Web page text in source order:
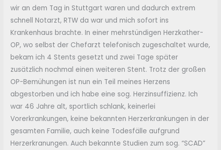
wir an dem Tag in Stuttgart waren und dadurch extrem
schnell Notarzt, RTW da war und mich sofort ins
Krankenhaus brachte. In einer mehrstündigen Herzkather-
OP, wo selbst der Chefarzt telefonisch zugeschaltet wurde,
bekam ich 4 Stents gesetzt und zwei Tage später
zusätzlich nochmal einen weiteren Stent. Trotz der großen
OP-Bemühungen ist nun ein Teil meines Herzens
abgestorben und ich habe eine sog. Herzinsuffizienz. Ich
war 46 Jahre alt, sportlich schlank, keinerlei
Vorerkrankungen, keine bekannten Herzerkrankungen in der
gesamten Familie, auch keine Todesfälle aufgrund
Herzerkranungen. Auch bekannte Studien zum sog. “SCAD”